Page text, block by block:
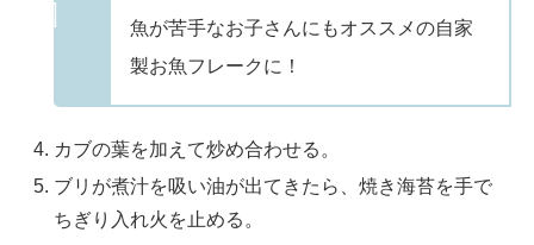
魚が苦手なお子さんにもオススメの自家
製お魚フレークに！
カブの葉を加えて炒め合わせる。
ブリが煮汁を吸い油が出てきたら、焼き海苔を手で
ちぎり入れ火を止める。